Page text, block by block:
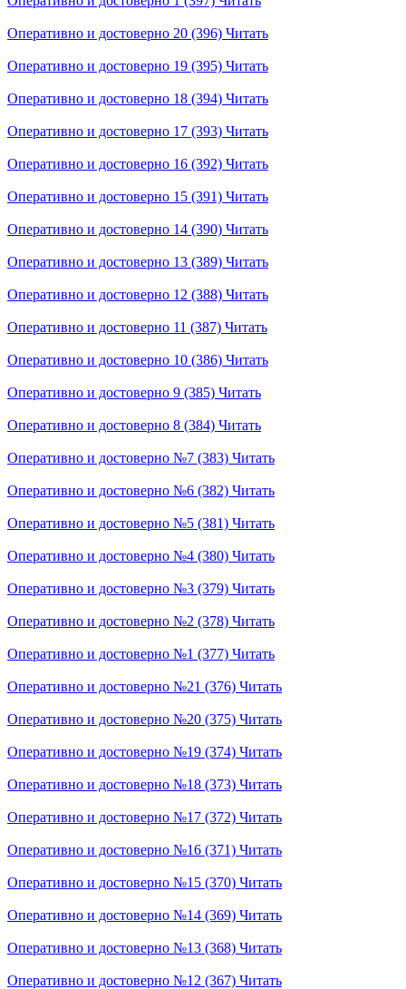
Оперативно и достоверно 20 (396) Читать
Оперативно и достоверно 19 (395) Читать
Оперативно и достоверно 18 (394) Читать
Оперативно и достоверно 17 (393) Читать
Оперативно и достоверно 16 (392) Читать
Оперативно и достоверно 15 (391) Читать
Оперативно и достоверно 14 (390) Читать
Оперативно и достоверно 13 (389) Читать
Оперативно и достоверно 12 (388) Читать
Оперативно и достоверно 11 (387) Читать
Оперативно и достоверно 10 (386) Читать
Оперативно и достоверно 9 (385) Читать
Оперативно и достоверно 8 (384) Читать
Оперативно и достоверно №7 (383) Читать
Оперативно и достоверно №6 (382) Читать
Оперативно и достоверно №5 (381) Читать
Оперативно и достоверно №4 (380) Читать
Оперативно и достоверно №3 (379) Читать
Оперативно и достоверно №2 (378) Читать
Оперативно и достоверно №1 (377) Читать
Оперативно и достоверно №21 (376) Читать
Оперативно и достоверно №20 (375) Читать
Оперативно и достоверно №19 (374) Читать
Оперативно и достоверно №18 (373) Читать
Оперативно и достоверно №17 (372) Читать
Оперативно и достоверно №16 (371) Читать
Оперативно и достоверно №15 (370) Читать
Оперативно и достоверно №14 (369) Читать
Оперативно и достоверно №13 (368) Читать
Оперативно и достоверно №12 (367) Читать